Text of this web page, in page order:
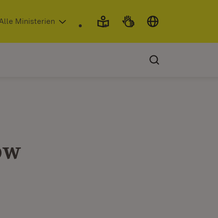
neuem Fenster)
Ministerien